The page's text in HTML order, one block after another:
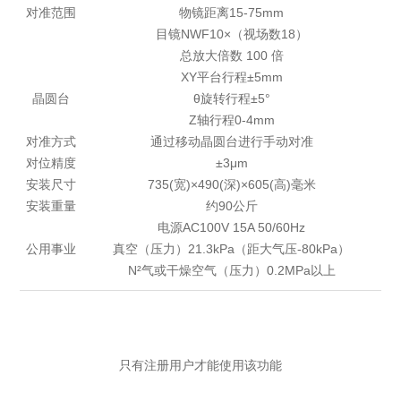
对准范围
物镜距离15-75mm
目镜NWF10×（视场数18）
总放大倍数 100 倍
晶圆台
XY平台行程±5mm
θ旋转行程±5°
Z轴行程0-4mm
对准方式
通过移动晶圆台进行手动对准
对位精度
±3μm
安装尺寸
735(宽)×490(深)×605(高)毫米
安装重量
约90公斤
公用事业
电源AC100V 15A 50/60Hz
真空（压力）21.3kPa（距大气压-80kPa）
N²气或干燥空气（压力）0.2MPa以上
只有注册用户才能使用该功能